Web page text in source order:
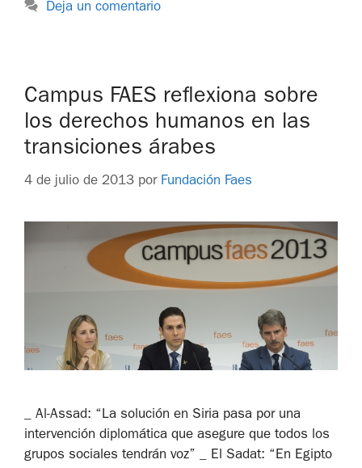
Deja un comentario
Campus FAES reflexiona sobre
los derechos humanos en las
transiciones árabes
4 de julio de 2013 por Fundación Faes
_ Al-Assad: “La solución en Siria pasa por una
intervención diplomática que asegure que todos los
grupos sociales tendrán voz” _ El Sadat: “En Egipto